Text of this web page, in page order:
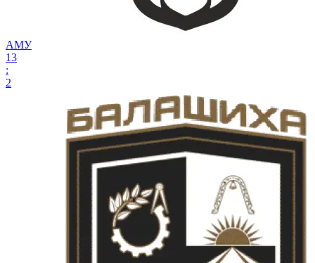
АМУ
13
:
2